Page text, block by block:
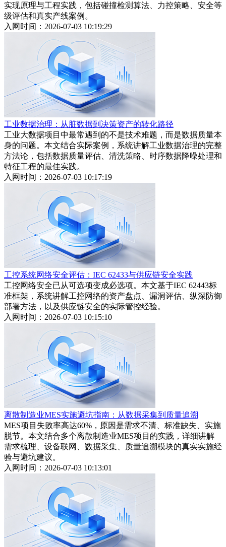
实现原理与工程实践，包括碰撞检测算法、力控策略、安全等
级评估和真实产线案例。
入网时间：2026-07-03 10:19:29
工业数据治理：从脏数据到决策资产的转化路径
工业大数据项目中最常遇到的不是技术难题，而是数据质量本
身的问题。本文结合实际案例，系统讲解工业数据治理的完整
方法论，包括数据质量评估、清洗策略、时序数据降噪处理和
特征工程的最佳实践。
入网时间：2026-07-03 10:17:19
工控系统网络安全评估：IEC 62433与供应链安全实践
工控网络安全已从可选项变成必选项。本文基于IEC 62443标
准框架，系统讲解工控网络的资产盘点、漏洞评估、纵深防御
部署方法，以及供应链安全的实际管控经验。
入网时间：2026-07-03 10:15:10
离散制造业MES实施避坑指南：从数据采集到质量追溯
MES项目失败率高达60%，原因是需求不清、标准缺失、实施
脱节。本文结合多个离散制造业MES项目的实践，详细讲解
需求梳理、设备联网、数据采集、质量追溯模块的真实实施经
验与避坑建议。
入网时间：2026-07-03 10:13:01